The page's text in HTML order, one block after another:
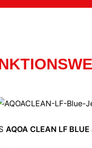
AQOA CLEAN LF BLUE